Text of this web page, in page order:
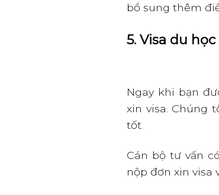
bổ sung thêm
5. Visa du
Ngay khi bạn
xin visa. Chúng
tốt.
Cán bộ tư vấn
nộp đơn xin visa